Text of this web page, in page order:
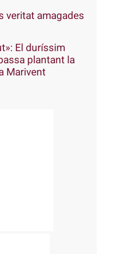
veritat amagades
El duríssim
plantant la
Marivent